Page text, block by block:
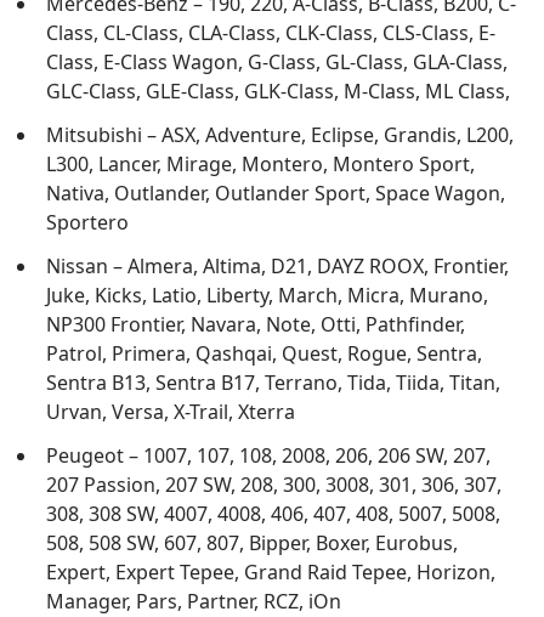
Class, CL-Class, CLA-Class, CLK-Class, CLS-Class, E-
Class, E-Class Wagon, G-Class, GL-Class, GLA-Class,
GLC-Class, GLE-Class, GLK-Class, M-Class, ML Class,
Mitsubishi – ASX, Adventure, Eclipse, Grandis, L200,
L300, Lancer, Mirage, Montero, Montero Sport,
Nativa, Outlander, Outlander Sport, Space Wagon,
Sportero
Nissan – Almera, Altima, D21, DAYZ ROOX, Frontier,
Juke, Kicks, Latio, Liberty, March, Micra, Murano,
NP300 Frontier, Navara, Note, Otti, Pathfinder,
Patrol, Primera, Qashqai, Quest, Rogue, Sentra,
Sentra B13, Sentra B17, Terrano, Tida, Tiida, Titan,
Urvan, Versa, X-Trail, Xterra
Peugeot – 1007, 107, 108, 2008, 206, 206 SW, 207,
207 Passion, 207 SW, 208, 300, 3008, 301, 306, 307,
308, 308 SW, 4007, 4008, 406, 407, 408, 5007, 5008,
508, 508 SW, 607, 807, Bipper, Boxer, Eurobus,
Expert, Expert Tepee, Grand Raid Tepee, Horizon,
Manager, Pars, Partner, RCZ, iOn